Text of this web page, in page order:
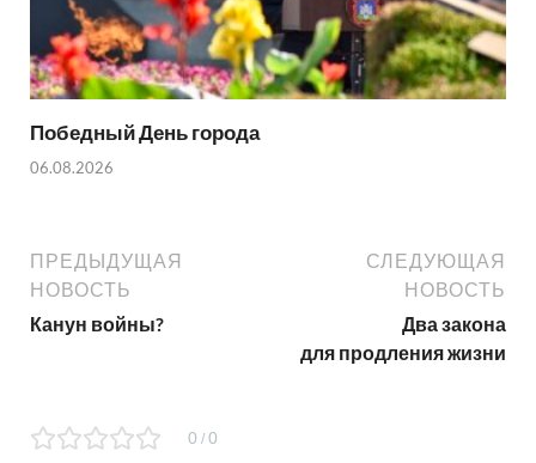
Победный День города
06.08.2026
ПРЕДЫДУЩАЯ
НОВОСТЬ
Канун войны?
СЛЕДУЮЩАЯ
НОВОСТЬ
Два закона
для продления жизни
0 / 0